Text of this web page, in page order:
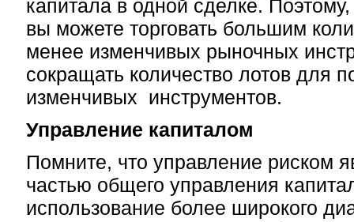
капитала в одной сделке.
вы можете торговать большим
менее изменчивых рыночных
сокращать количество лотов для
изменчивых инструментов.
Управление капиталом
Помните, что управление риском
частью общего управления
использование более широкого